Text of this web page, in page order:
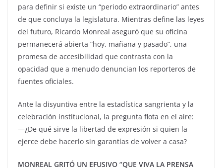
para definir si existe un “periodo extraordinario” antes
de que concluya la legislatura. Mientras define las leyes
del futuro, Ricardo Monreal aseguró que su oficina
permanecerá abierta “hoy, mañana y pasado”, una
promesa de accesibilidad que contrasta con la
opacidad que a menudo denuncian los reporteros de
fuentes oficiales.
Ante la disyuntiva entre la estadística sangrienta y la
celebración institucional, la pregunta flota en el aire:
—¿De qué sirve la libertad de expresión si quien la
ejerce debe hacerlo sin garantías de volver a casa?
MONREAL GRITÓ UN EFUSIVO “QUE VIVA LA PRENSA